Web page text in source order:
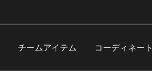
チームアイテム コーディネート